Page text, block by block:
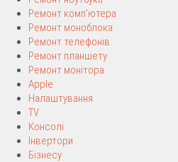
Ремонт комп’ютера
Ремонт моноблока
Ремонт телефонів
Ремонт планшету
Ремонт монітора
Apple
Налаштування
TV
Консолі
Інвертори
Бізнесу